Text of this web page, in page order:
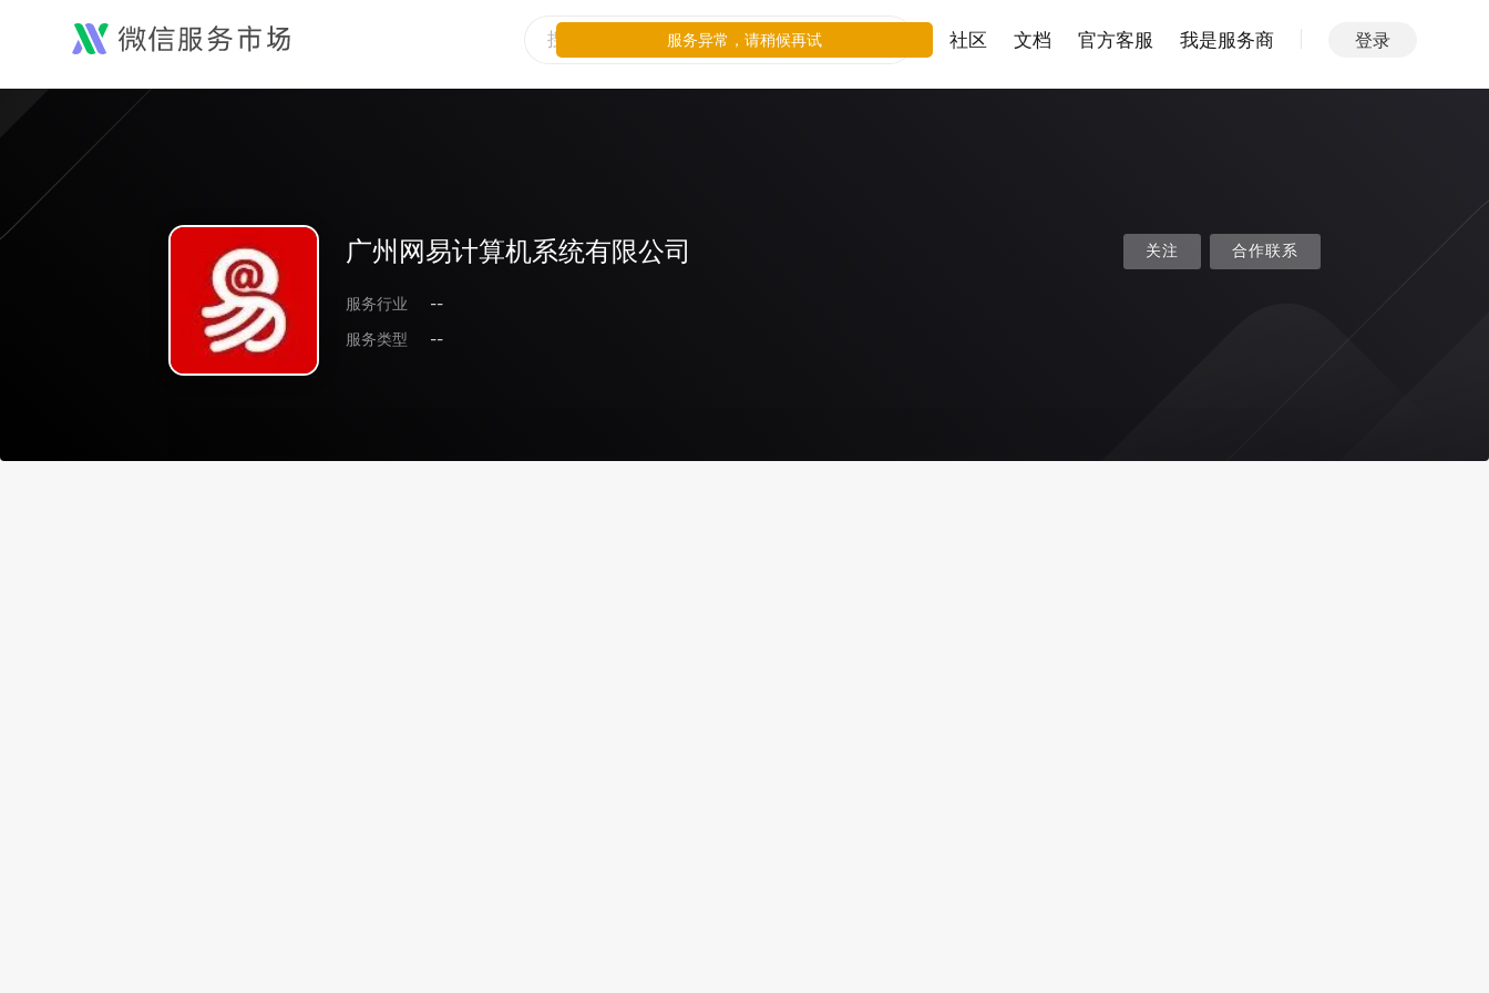
社区 文档 官方客服 我是服务商 登录
广州网易计算机系统有限公司
服务行业
--
服务类型
--
关注 合作联系
服务异常，请稍候再试